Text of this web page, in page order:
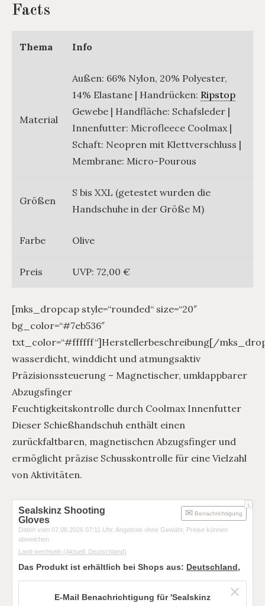
Facts
Thema Info
Material
Außen: 66% Nylon, 20% Polyester,
14% Elastane | Handrücken: Ripstop
Gewebe | Handfläche: Schafsleder |
Innenfutter: Microfleece Coolmax |
Schaft: Neopren mit Klettverschluss |
Membrane: Micro-Pourous
Größen
S bis XXL (getestet wurden die
Handschuhe in der Größe M)
Farbe Olive
Preis UVP: 72,00 €
[mks_dropcap style=“rounded“ size=“20″
bg_color=“#7eb536″
txt_color=“#ffffff“]Herstellerbeschreibung[/
wasserdicht, winddicht und atmungsaktiv
Präzisionssteuerung – Magnetischer, umklappbarer
Abzugsfinger
Feuchtigkeitskontrolle durch Coolmax Innenfutter
Dieser Schießhandschuh enthält einen
zurückfaltbaren, magnetischen Abzugsfinger und
ermöglicht präzise Schusskontrolle für eine Vielzahl
von Aktivitäten.
i
Sealskinz Shooting
Gloves
Benachrichtigung
Daten vom 07.08.2026 07:11 Uhr. Angebote ohne Gewähr, Preise können
abweichen.
Land wechseln (Aktuell: Deutschland)
Das Produkt ist erhältlich bei Shops aus: Deutschland,
E-Mail Benachrichtigung für 'Sealskinz